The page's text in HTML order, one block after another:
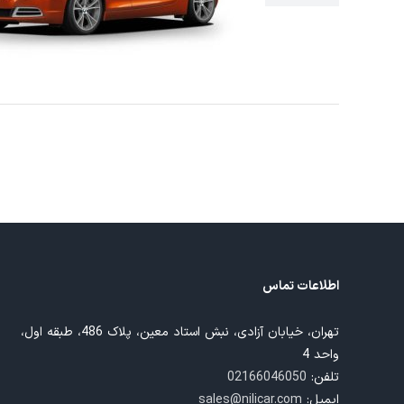
اطلاعات تماس
تهران، خیابان آزادی، نبش استاد معین، پلاک 486، طبقه اول،
واحد 4
تلفن: 02166046050
ایمیل: sales@nilicar.com